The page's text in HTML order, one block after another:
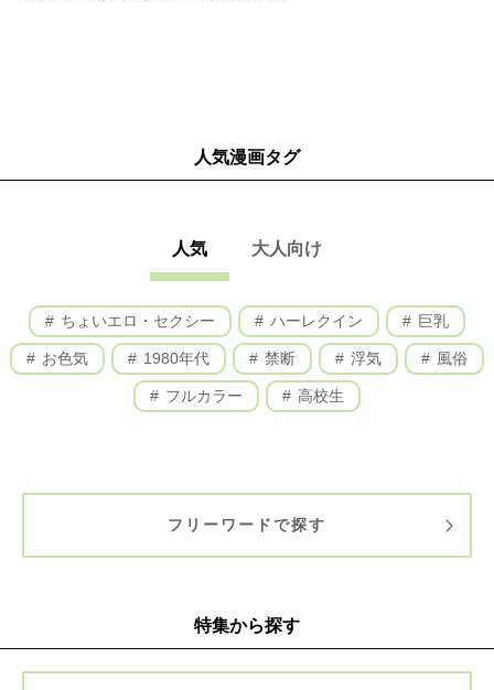
人気漫画タグ
人気 大人向け
ちょいエロ・セクシー ハーレクイン 巨乳
お色気 1980年代 禁断 浮気 風俗
フルカラー 高校生
フリーワードで探す
特集から探す